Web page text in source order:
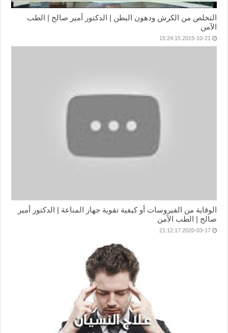
التخلص من الكرش ودهون البطن | الدكتور أمير صالح | الطب
الآمن
2015-10-21 15:24:15
الوقاية من الفيروسات أو كيفية تقوية جهاز المناعة | الدكتور أمير
صالح | الطب الآمن
2020-03-17 21:12:17